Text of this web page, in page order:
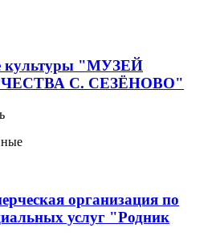
культуры "МУЗЕЙ
С. СЕЗЁНОВО"
организация по
услуг "Родник